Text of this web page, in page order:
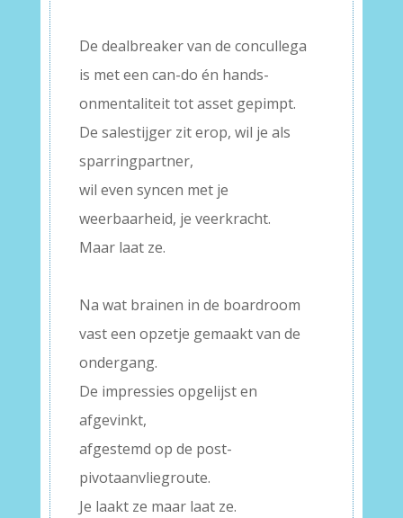
De dealbreaker van de concullega
is met een can-do én hands-
onmentaliteit tot asset gepimpt.
De salestijger zit erop, wil je als
sparringpartner,
wil even syncen met je
weerbaarheid, je veerkracht.
Maar laat ze.
Na wat brainen in de boardroom
vast een opzetje gemaakt van de
ondergang.
De impressies opgelijst en
afgevinkt,
afgestemd op de post-
pivotaanvliegroute.
Je laakt ze maar laat ze.